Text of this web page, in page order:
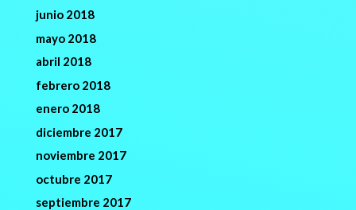
junio 2018
mayo 2018
abril 2018
febrero 2018
enero 2018
diciembre 2017
noviembre 2017
octubre 2017
septiembre 2017